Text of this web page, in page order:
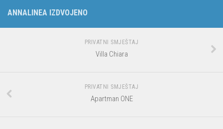
ANNALINEA IZDVOJENO
PRIVATNI SMJEŠTAJ
Villa Chiara
PRIVATNI SMJEŠTAJ
Apartman ONE